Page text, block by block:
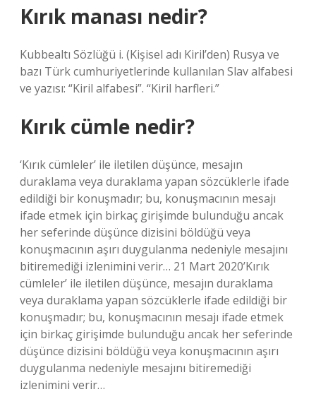
Kırık manası nedir?
Kubbealtı Sözlüğü i. (Kişisel adı Kiril’den) Rusya ve
bazı Türk cumhuriyetlerinde kullanılan Slav alfabesi
ve yazısı: “Kiril alfabesi”. “Kiril harfleri.”
Kırık cümle nedir?
‘Kırık cümleler’ ile iletilen düşünce, mesajın
duraklama veya duraklama yapan sözcüklerle ifade
edildiği bir konuşmadır; bu, konuşmacının mesajı
ifade etmek için birkaç girişimde bulunduğu ancak
her seferinde düşünce dizisini böldüğü veya
konuşmacının aşırı duygulanma nedeniyle mesajını
bitiremediği izlenimini verir… 21 Mart 2020’Kırık
cümleler’ ile iletilen düşünce, mesajın duraklama
veya duraklama yapan sözcüklerle ifade edildiği bir
konuşmadır; bu, konuşmacının mesajı ifade etmek
için birkaç girişimde bulunduğu ancak her seferinde
düşünce dizisini böldüğü veya konuşmacının aşırı
duygulanma nedeniyle mesajını bitiremediği
izlenimini verir…